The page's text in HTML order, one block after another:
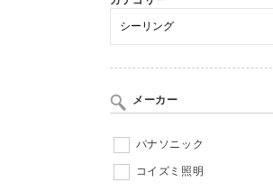
メーカー
パナソニック
コイズミ照明